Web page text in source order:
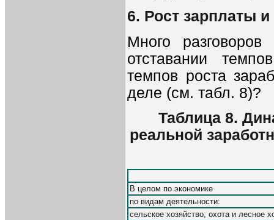
6. Рост зарплаты
Много
отставании
темпов роста
деле (см. табл. 8)?
Таблица 8.
реальной
В целом по экономике
по видам деятельности:
сельское хозяйство, охота и лесное